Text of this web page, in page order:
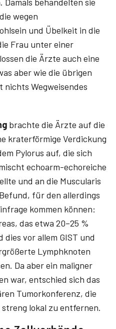
wegen
und Übelkeit in die
Frau unter einer
die Ärzte auch eine
aber wie die übrigen
Wegweisendes
brachte die Ärzte auf die
kraterförmige Verdickung
Pylorus auf, die sich
echoarm-echoreiche
und an die Muscularis
für den allerdings
kommen können:
das etwa 20–25 %
dies vor allem GIST und
Lymphknoten
Da aber ein maligner
war, entschied sich das
Tumorkonferenz, die
lokal zu entfernen.